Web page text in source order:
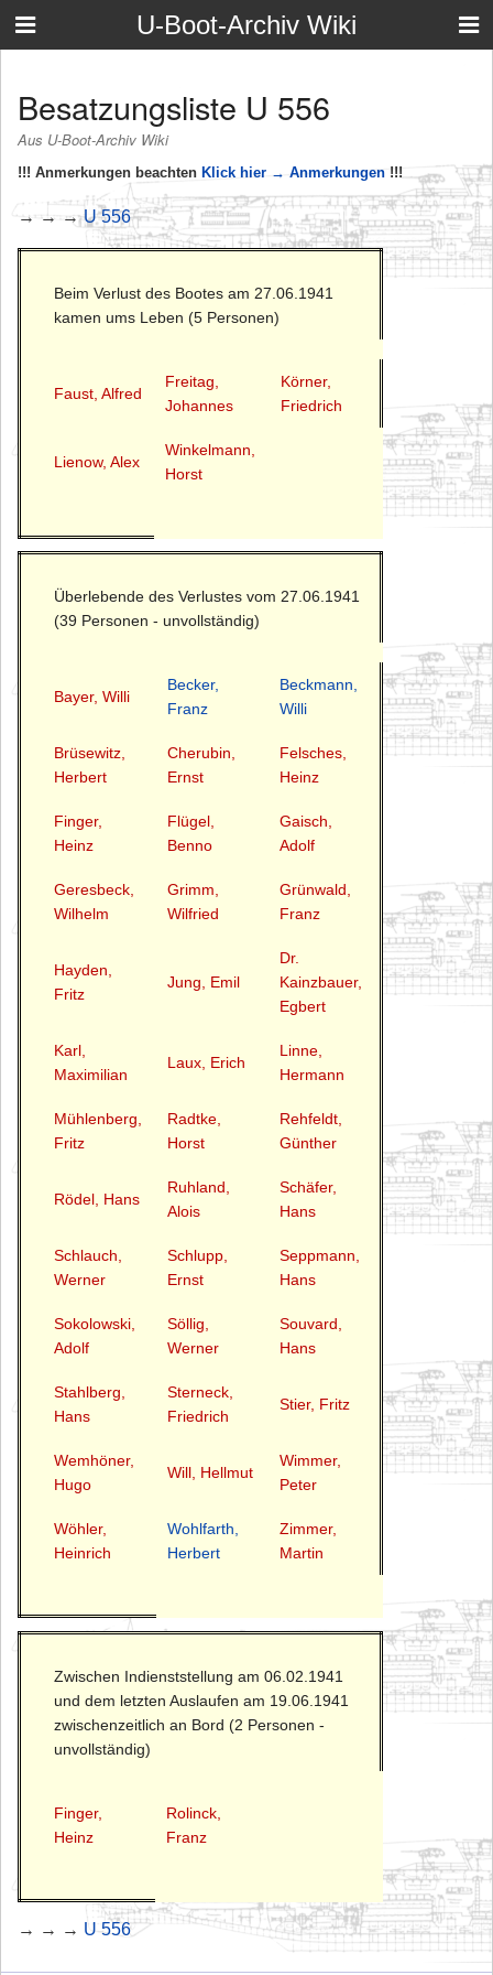
U-Boot-Archiv Wiki
Besatzungsliste U 556
Aus U-Boot-Archiv Wiki
!!! Anmerkungen beachten Klick hier → Anmerkungen !!!
→ → →U 556
Beim Verlust des Bootes am 27.06.1941
kamen ums Leben (5 Personen)
Faust, Alfred
Freitag,
Johannes
Körner,
Friedrich
Lienow, Alex
Winkelmann,
Horst
Überlebende des Verlustes vom 27.06.1941
(39 Personen - unvollständig)
Bayer, Willi
Becker,
Franz
Beckmann,
Willi
Brüsewitz,
Herbert
Cherubin,
Ernst
Felsches,
Heinz
Finger,
Heinz
Flügel,
Benno
Gaisch,
Adolf
Geresbeck,
Wilhelm
Grimm,
Wilfried
Grünwald,
Franz
Hayden,
Fritz
Jung, Emil
Dr.
Kainzbauer,
Egbert
Karl,
Maximilian
Laux, Erich
Linne,
Hermann
Mühlenberg,
Fritz
Radtke,
Horst
Rehfeldt,
Günther
Rödel, Hans
Ruhland,
Alois
Schäfer,
Hans
Schlauch,
Werner
Schlupp,
Ernst
Seppmann,
Hans
Sokolowski,
Adolf
Söllig,
Werner
Souvard,
Hans
Stahlberg,
Hans
Sterneck,
Friedrich
Stier, Fritz
Wemhöner,
Hugo
Will, Hellmut
Wimmer,
Peter
Wöhler,
Heinrich
Wohlfarth,
Herbert
Zimmer,
Martin
Zwischen Indienststellung am 06.02.1941
und dem letzten Auslaufen am 19.06.1941
zwischenzeitlich an Bord (2 Personen -
unvollständig)
Finger,
Heinz
Rolinck,
Franz
→ → → U 556